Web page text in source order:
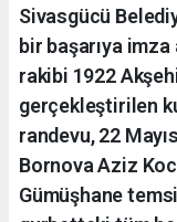
Sivasgücü
bir başarıya
rakibi 1922
gerçekleştirilen
randevu, 22
Bornova Aziz
Gümüşhane